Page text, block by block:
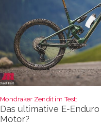
Mondraker Zendit im Test:
Das ultimative E-
Motor?